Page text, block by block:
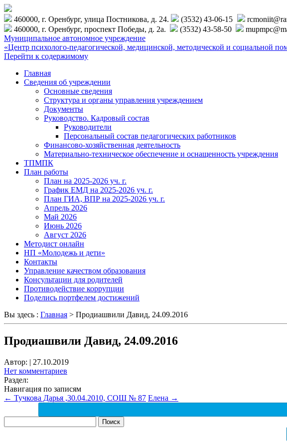
460000, г. Оренбург, улица Постникова, д. 24. (3532) 43-06-15
460000, г. Оренбург, проспект Победы, д. 2а.
(3532) 43-58-50
Муниципальное автономное учреждение
«Центр психолого-педагогической, медицинской, методической и
Перейти к содержимому
Главная
Сведения об учреждении
Основные сведения
Структура и органы управления учреждением
Документы
Руководство. Кадровый состав
Руководители
Персональный состав педагогических работников
Финансово-хозяйственная деятельность
Материально-техническое обеспечение и оснащенность учреждения
ТПМПК
План работы
План на 2025-2026 уч. г.
График ЕМД на 2025-2026 уч. г.
План ГИА, ВПР на 2025-2026 уч. г.
Апрель 2026
Май 2026
Июнь 2026
Август 2026
Методист онлайн
НП «Молодежь и дети»
Контакты
Управление качеством образования
Консультации для родителей
Противодействие коррупции
Поделись портфелем достижений
Вы здесь : Главная > Продиашвили Давид, 24.09.2016
Продиашвили Давид, 24.09.2016
Автор: | 27.10.2019
Нет комментариев
Раздел:
Навигация по записям
← Тучкова Дарья ,30.04.2010, СОШ № 87 Елена →